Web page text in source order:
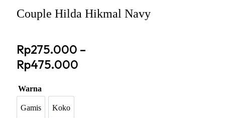
Couple Hilda Hikmal Navy
Rp275.000 –
Rp475.000
Warna
Gamis
Gamis Koko
Koko